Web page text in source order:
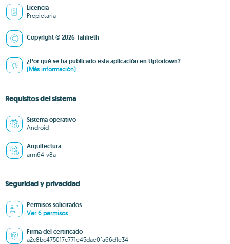
Licencia
Propietaria
Copyright © 2026 Tahlreth
¿Por qué se ha publicado esta aplicación en Uptodown?
(Más información)
Requisitos del sistema
Sistema operativo
Android
Arquitectura
arm64-v8a
Seguridad y privacidad
Permisos solicitados
Ver 6 permisos
Firma del certificado
a2c8bc475017c771e45dae0fa66d1e34